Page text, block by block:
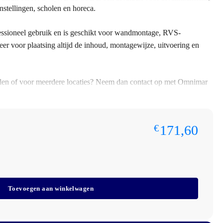
scholen en horeca.
gebruik en is geschikt voor wandmontage, RVS-
voor plaatsing altijd de inhoud, montagewijze, uitvoering en
of voor meerdere locaties? Neem dan contact op met Omnimar
mm
€171,60
Toevoegen aan winkelwagen